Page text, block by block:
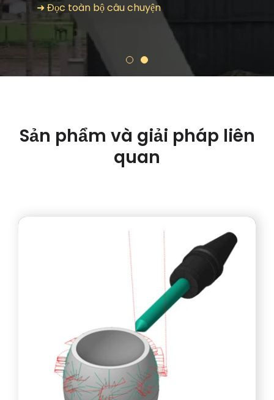
➜ Đọc toàn bộ câu chuyện
Sản phẩm và giải pháp liên
quan